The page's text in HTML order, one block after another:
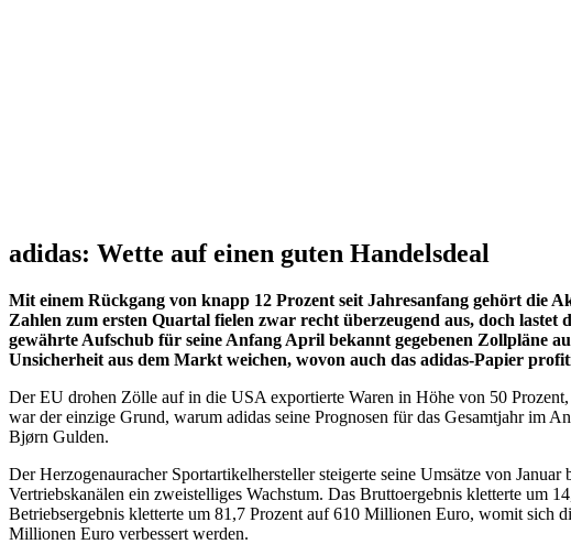
adidas: Wette auf einen guten Handelsdeal
Mit einem Rückgang von knapp 12 Prozent seit Jahresanfang gehört die
Zahlen zum ersten Quartal fielen zwar recht überzeugend aus, doch
gewährte Aufschub für seine Anfang April bekannt gegebenen Zollpläne
Unsicherheit aus dem Markt weichen, wovon auch das adidas-Papier
Der EU drohen Zölle auf in die USA exportierte Waren in Höhe von 50
war der einzige Grund, warum adidas seine Prognosen für das Gesamtjahr im
Bjørn Gulden.
Der Herzogenauracher Sportartikelhersteller steigerte seine Umsätze von
Vertriebskanälen ein zweistelliges Wachstum. Das Bruttoergebnis kletterte um
Betriebsergebnis kletterte um 81,7 Prozent auf 610 Millionen Euro, womit sich
Millionen Euro verbessert werden.